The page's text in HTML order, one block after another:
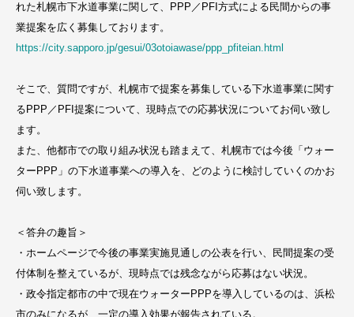
れた札幌市下水道事業に関して、PPP／PFI方式による民間からの事
業提案を広く募集しております。
https://city.sapporo.jp/gesui/03otoiawase/ppp_pfiteian.html
そこで、質問ですが、札幌市で提案を募集している下水道事業に関す
るPPP／PFI提案について、現時点での応募状況についてお伺い致し
ます。
また、他都市での取り組み状況も踏まえて、札幌市では今後「ウォー
ターPPP」の下水道事業への導入を、どのように検討していくのかお
伺い致します。
＜答弁の趣旨＞
・ホームページで今後の事業実施見通しの公表を行い、民間提案の受
付体制を整えているが、現時点では残念ながら応募はない状況。
・政令指定都市の中で現在ウォーターPPPを導入しているのは、浜松
市のみになるが、一定の導入効果が報告されている。